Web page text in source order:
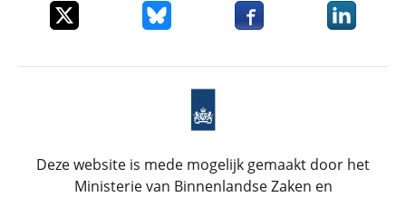
Deel dit item op XDeel dit item op Bluesky
Deel dit item opDeel dit
Deze website is mede mogelijk gemaakt door het
Ministerie van Binnenlandse Zaken en